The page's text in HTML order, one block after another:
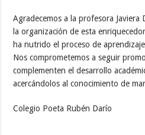
Agradecemos a la profesora
la organización de esta
ha nutrido el proceso de
Nos comprometemos a seguir
complementen el desarrollo
acercándolos al conocimiento de
Colegio Poeta Rubén Darío